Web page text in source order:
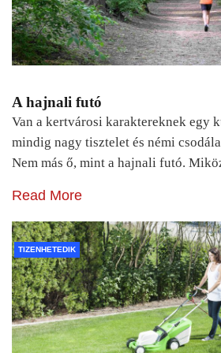
A hajnali futó
Van a kertvárosi karaktereknek egy
mindig nagy tisztelet és némi
Nem más ő, mint a hajnali futó.
Read More
TIZENHETEDIK